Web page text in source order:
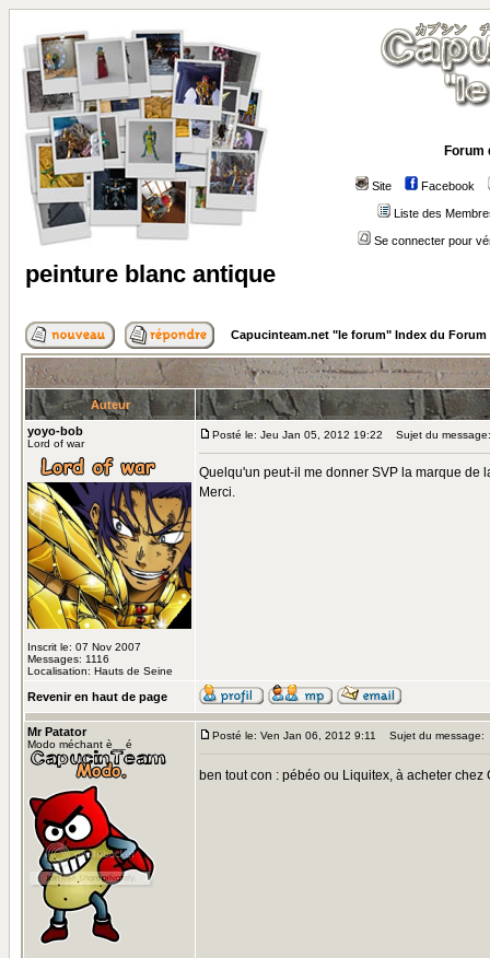
Forum
Site Facebook
Liste des
Se connecter pour
peinture blanc antique
Capucinteam.net "le forum" Index du Forum
Auteur
yoyo-bob
Lord of war
Inscrit le: 07 Nov 2007
Messages: 1116
Localisation: Hauts de Seine
Posté le: Jeu Jan 05, 2012 19:22 Sujet du
Quelqu'un peut-il me donner SVP la marque de
Merci.
Revenir en haut de page
Mr Patator
Modo méchant è__é
Posté le: Ven Jan 06, 2012 9:11 Sujet du message:
ben tout con : pébéo ou Liquitex, à acheter